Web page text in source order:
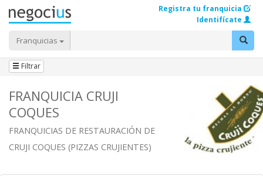
Franquicias
Registra tu franquicia
Identifícate
Filtrar
FRANQUICIA CRUJI
COQUES
FRANQUICIAS DE RESTAURACIÓN DE
CRUJI COQUES (PIZZAS CRUJIENTES)